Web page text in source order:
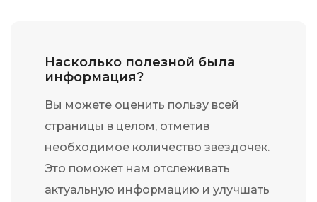
Насколько полезной была
информация?
Вы можете оценить пользу всей
страницы в целом, отметив
необходимое количество звездочек.
Это поможет нам отслеживать
актуальную информацию и улучшать